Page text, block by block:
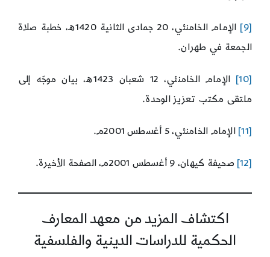
[9]
الإمام الخامنئي، 20 جمادى الثانية 1420ه، خطبة صلاة
الجمعة في طهران.
[10]
الإمام الخامنئي، 12 شعبان 1423ه، بيان موجّه إلى
ملتقى مكتب تعزيز الوحدة.
[11] الإمام الخامنئي، 5 أغسطس 2001م.
[12] صحيفة كيهان، 9 أغسطس 2001م، الصفحة الأخيرة.
اكتشاف المزيد من معهد المعارف
الحكمية للدراسات الدينية والفلسفية